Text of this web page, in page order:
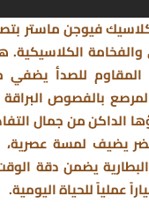
فيوجن ماستر
والفخامة
للصدأ يضفي
بالفصوص البراقة
الداكن من جمال
يضيف لمسة
البطارية يضمن دقة
عملياً للحياة اليومية.